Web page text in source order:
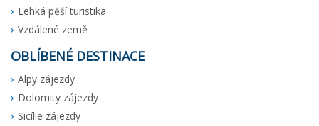
Lehká pěší turistika
Vzdálené země
OBLÍBENÉ DESTINACE
Alpy zájezdy
Dolomity zájezdy
Sicílie zájezdy